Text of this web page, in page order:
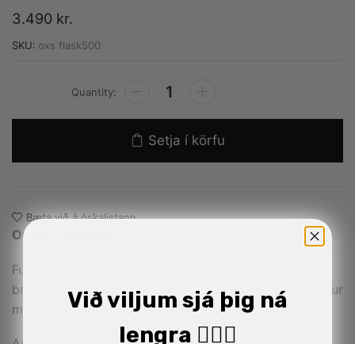
3.490 kr.
SKU: oxs flask500
Setja í körfu
Alternative:
Bæta við á óskalistann
Oxsitis Hlaupabrúsi
Fullkomin fyrir utanvegahlaup eða útivist, þessi mjúka
brúsi fellur alveg saman þegar hann er tómur og verður
mjög fyrirferðarlítill.
Við viljum sjá þig ná
lengra 🏋🏼‍♂️